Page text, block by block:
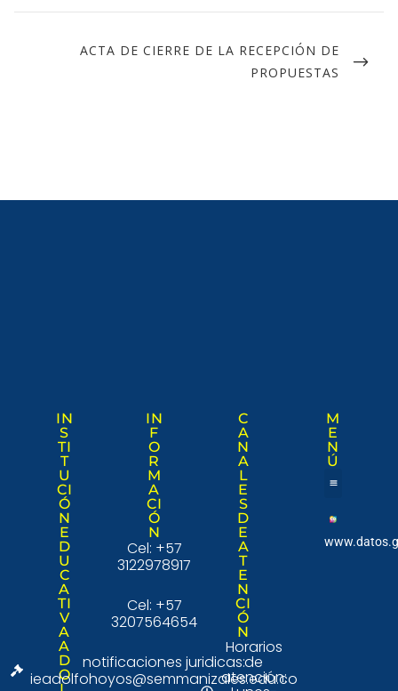
ACTA DE CIERRE DE LA RECEPCIÓN DE
PROPUESTAS
IN
S
TI
T
U
CI
Ó
N
E
D
U
C
A
TI
V
A
A
D
O
IN
F
O
R
M
A
CI
Ó
N
Cel: +57
3122978917
Cel: +57
3207564654
notificaciones juridicas:
ieadolfohoyos@semmanizales.edu.co
C
A
N
A
L
E
S
D
E
A
T
E
N
CI
Ó
N
Horarios
de
atención:
M
E
N
Ú